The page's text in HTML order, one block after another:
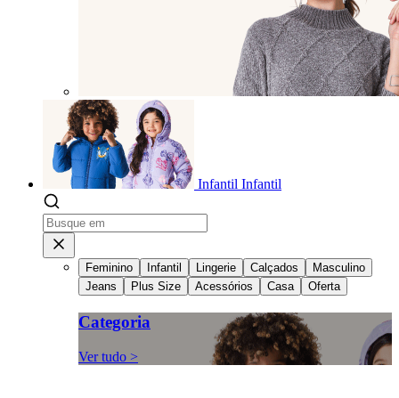
Infantil Infantil
Feminino Infantil Lingerie Calçados
Masculino
Jeans
Plus Size Acessórios Casa Oferta
Categoria
Ver tudo >